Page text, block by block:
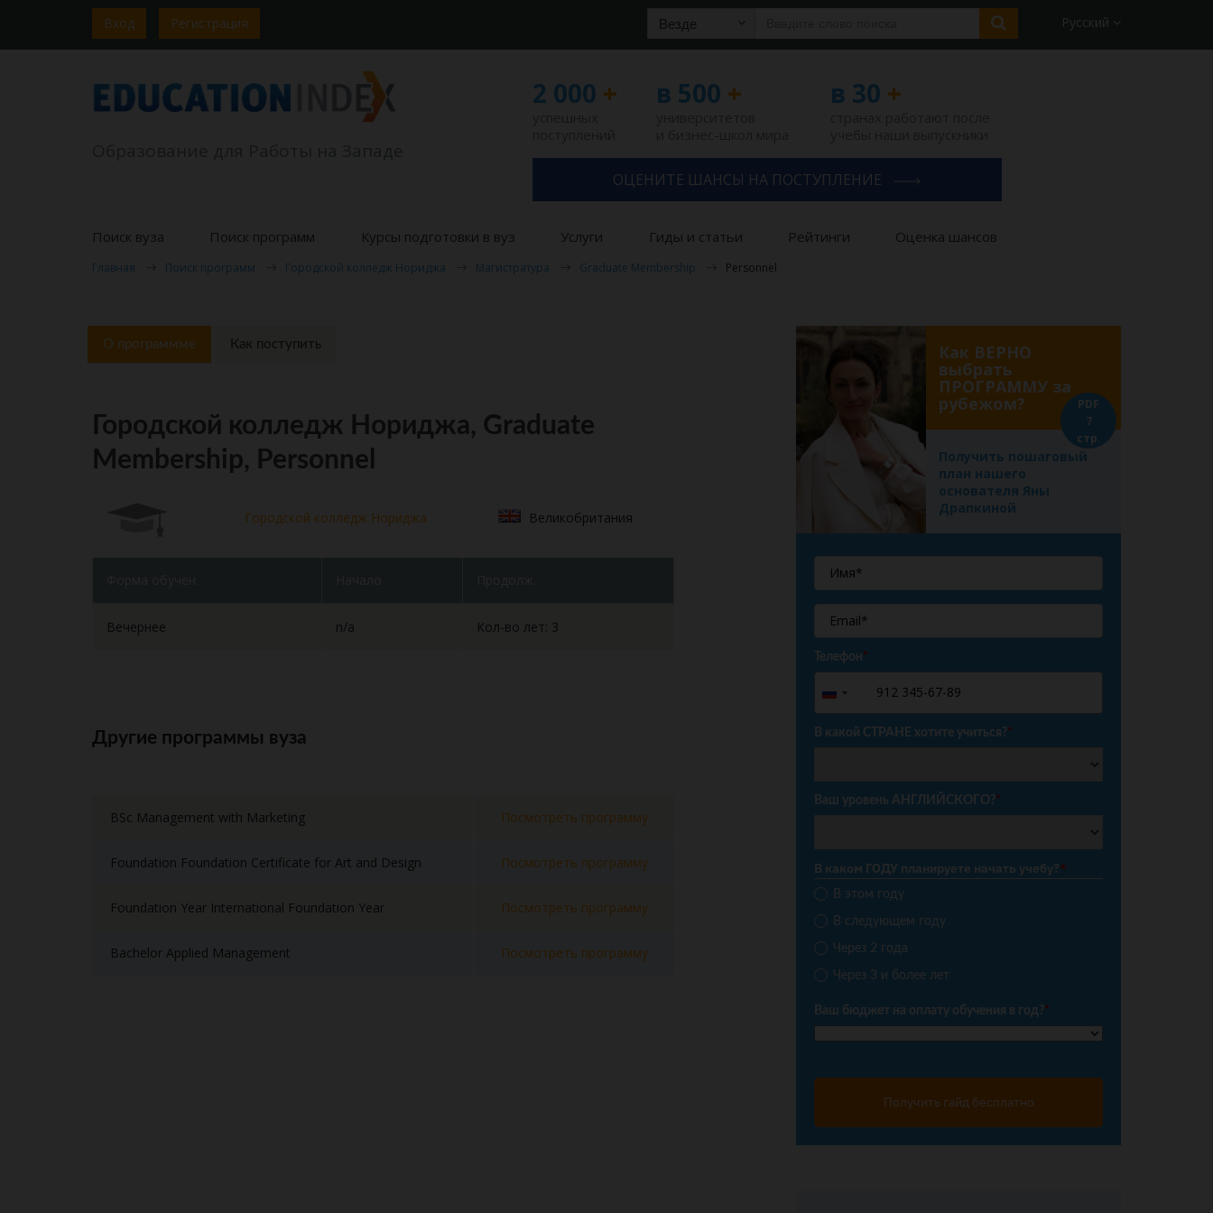
Вход Регистрация Везде Русский
2 000 + в 500 + в 30 +
ОЦЕНИТЕ ШАНСЫ НА ПОСТУПЛЕНИЕ
Поиск вуза Поиск программ Курсы подготовки в вуз Услуги Гиды и статьи Рейтинги Оценка шансов
Главная Поиск программ Городской колледж Нориджа Магистратура Graduate Membership Personnel
О программме Как поступить
Городской колледж Нориджа, Graduate
Membership, Personnel
Городской колледж Нориджа Великобритания
Вечернее n/a Кол-во лет: 3
Другие программы вуза
BSc Management with Marketing Посмотреть программу
Foundation Foundation Certificate for Art and Design Посмотреть программу
Foundation Year International Foundation Year Посмотреть программу
Bachelor Applied Management Посмотреть программу
Как ВЕРНО
выбрать
ПРОГРАММУ за
рубежом?
Получить пошаговый
план нашего
основателя Яны
Драпкиной
PDF
7
стр.
Телефон*
Russia
+7
В какой СТРАНЕ хотите учиться?*
Ваш уровень АНГЛИЙСКОГО?*
В каком ГОДУ планируете начать учебу?*
В этом году
В следующем году
Через 2 года
Через 3 и более лет
Ваш бюджет на оплату обучения в год?*
Получить гайд бесплатно